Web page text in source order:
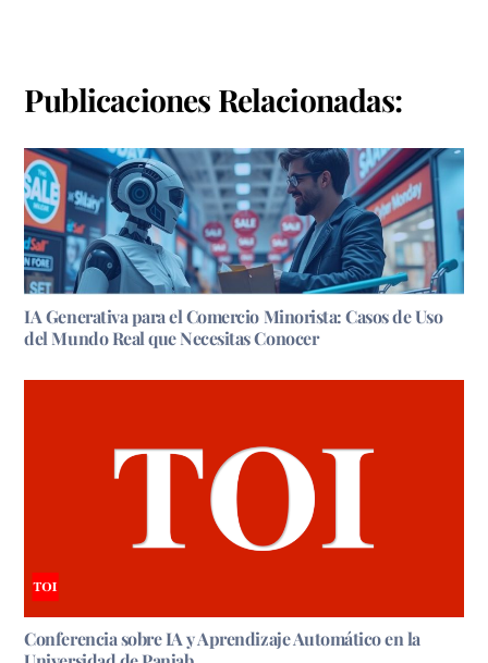
Publicaciones Relacionadas:
IA Generativa para el Comercio Minorista: Casos de Uso
del Mundo Real que Necesitas Conocer
Conferencia sobre IA y Aprendizaje Automático en la